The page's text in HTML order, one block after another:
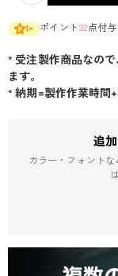
1× ポイント32点付
* 受注製作商品なの
ます。
* 納期=製作作業時間
追
カラー・フォント